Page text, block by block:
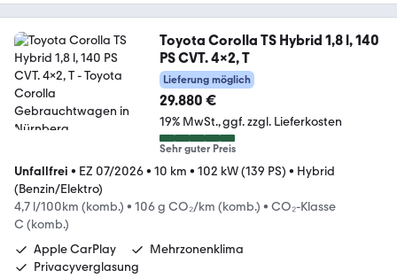
Toyota Corolla TS Hybrid 1,8 l, 140
PS CVT. 4x2, T
Lieferung möglich
29.880 €
19% MwSt. ggf. zzgl. Lieferkosten
Sehr guter Preis
Unfallfrei • EZ 07/2026• 10 km • 102 kW (139 PS) • Hybrid
(Benzin/Elektro)
4,7 l/100km (komb.) • 106 g CO₂/km (komb.) • CO₂-Klasse
C (komb.)
Apple CarPlay
Mehrzonenklima
Privacyverglasung